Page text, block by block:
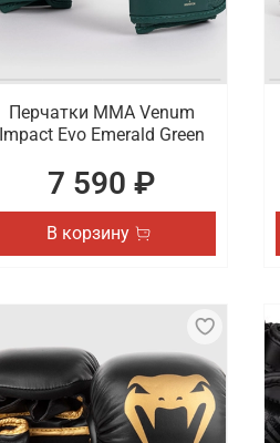
Перчатки ММА Venum
Impact Evo Emerald Green
7 590 ₽
В корзину